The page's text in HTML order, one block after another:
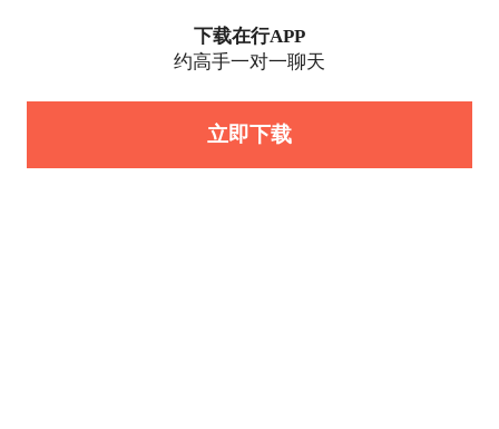
下载在行APP
约高手一对一聊天
立即下载